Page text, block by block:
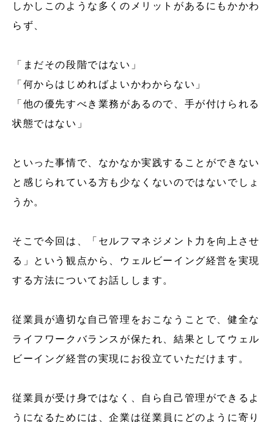
しかしこのような多くのメリットがあるにもかかわ
らず、
「まだその段階ではない」
「何からはじめればよいかわからない」
「他の優先すべき業務があるので、手が付けられる
状態ではない」
といった事情で、なかなか実践することができない
と感じられている方も少なくないのではないでしょ
うか。
そこで今回は、「セルフマネジメント力を向上させ
る」という観点から、ウェルビーイング経営を実現
する方法についてお話しします。
従業員が適切な自己管理をおこなうことで、健全な
ライフワークバランスが保たれ、結果としてウェル
ビーイング経営の実現にお役立ていただけます。
従業員が受け身ではなく、自ら自己管理ができるよ
うになるためには、企業は従業員にどのように寄り